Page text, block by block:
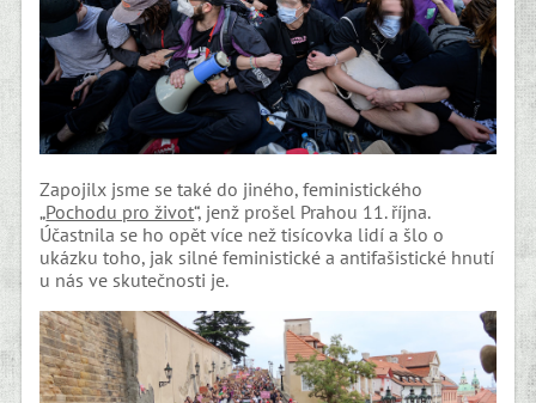
Zapojilx jsme se také do jiného, feministického
„Pochodu pro život“, jenž prošel Prahou 11. října.
Účastnila se ho opět více než tisícovka lidí a šlo o
ukázku toho, jak silné feministické a antifašistické hnutí
u nás ve skutečnosti je.